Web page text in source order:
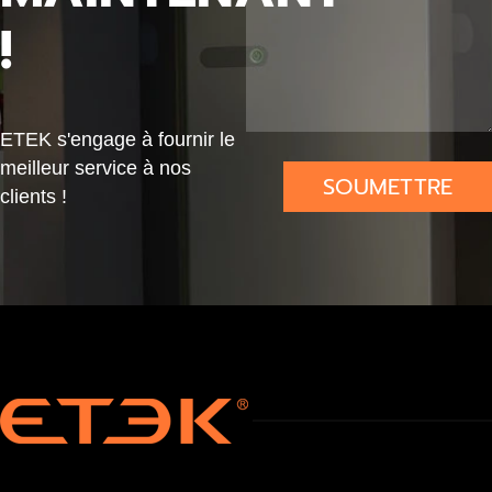
rail
e
!
ETEK s'engage à fournir le
meilleur service à nos
clients !
SOUMETTRE